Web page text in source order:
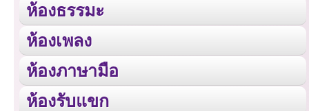
ห้องธรรมะ
ห้องเพลง
ห้องภาษามือ
ห้องรับแขก